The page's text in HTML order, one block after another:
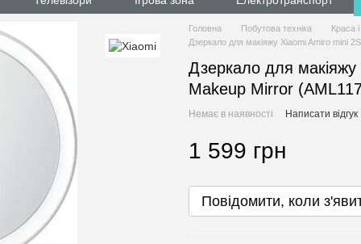
Головна Побутова техніка
Краса
Дзеркало для макіяжу Xiaomi Amiro mini
Дзеркало для
Makeup Mirror
Немає в наявності Написати відгук
1 599 грн
Повідомити, коли